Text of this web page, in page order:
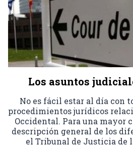
Los asuntos
No es fácil estar al día con
procedimientos jurídicos
Occidental. Para una mayor
descripción general de los
el Tribunal de Justicia de